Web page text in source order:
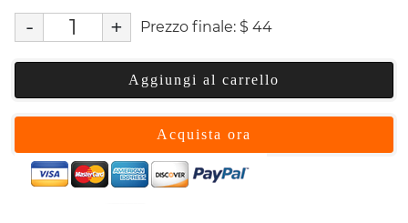
- + Prezzo finale: $ 44
Aggiungi al carrello
Acquista ora